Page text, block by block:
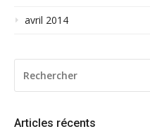
avril 2014
POUR
:
Articles récents